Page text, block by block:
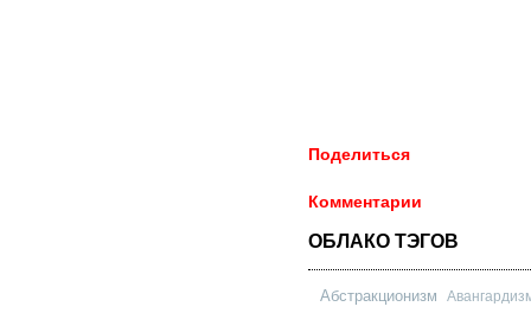
Поделиться
Комментарии
ОБЛАКО ТЭГОВ
Абстракционизм